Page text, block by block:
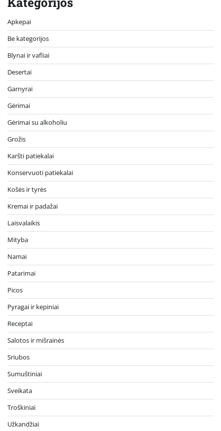
Apkepai
Be kategorijos
Blynai ir vafliai
Desertai
Garnyrai
Gėrimai
Gėrimai su alkoholiu
Grožis
Karšti patiekalai
Konservuoti patiekalai
Košės ir tyrės
Kremai ir padažai
Laisvalaikis
Mityba
Namai
Patarimai
Picos
Pyragai ir kepiniai
Receptai
Salotos ir mišrainės
Sriubos
Sumuštiniai
Sveikata
Troškiniai
Užkandžiai